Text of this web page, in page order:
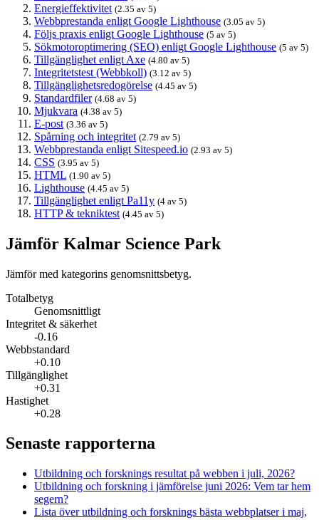
Energieffektivitet (2.35 av 5)
Webbprestanda enligt Google Lighthouse (3.05 av 5)
Följs praxis enligt Google Lighthouse (5 av 5)
Sökmotoroptimering (SEO) enligt Google Lighthouse (5 av 5)
Tillgänglighet enligt Axe (4.80 av 5)
Integritetstest (Webbkoll) (3.12 av 5)
Tillgänglighetsredogörelse (4.45 av 5)
Standardfiler (4.68 av 5)
Mjukvara (4.38 av 5)
E-post (3.36 av 5)
Spårning och integritet (2.79 av 5)
Webbprestanda enligt Sitespeed.io (2.93 av 5)
CSS (3.95 av 5)
HTML (1.90 av 5)
Lighthouse (4.45 av 5)
Tillgänglighet enligt Pa11y (4 av 5)
HTTP & tekniktest (4.45 av 5)
Jämför Kalmar Science Park
Jämför med kategorins genomsnittsbetyg.
Totalbetyg
Genomsnittligt
Integritet & säkerhet
-0.16
Webbstandard
+0.10
Tillgänglighet
+0.31
Hastighet
+0.28
Senaste rapporterna
Utbildning och forsknings resultat på webben i juli, 2026?
Utbildning och forskning i jämförelse juni 2026: Vem tar hem
segern?
Lista över utbildning och forsknings bästa webbplatser i maj,